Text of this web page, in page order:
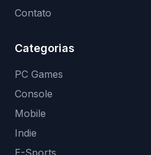
Contato
Categorias
PC Games
Console
Mobile
Indie
E-Sports